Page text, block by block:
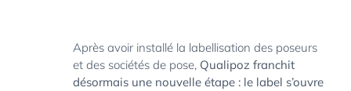
Après avoir installé la labellisation des poseurs
et des sociétés de pose, Qualipoz franchit
désormais une nouvelle étape : le label s’ouvre